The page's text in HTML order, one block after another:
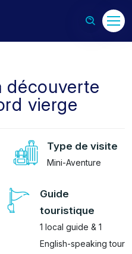
découverte
vierge
Type de visite
Mini-Aventure
Guide
touristique
1 local guide & 1
English-speaking tour